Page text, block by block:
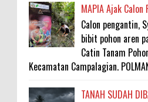
MAPIA Ajak
Calon pengantin,
bibit pohon aren
Catin Tanam
Kecamatan Campalagian.
TANAH SUDAH